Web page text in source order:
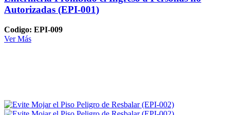
Autorizadas (EPI-001)
Codigo: EPI-009
Ver Más